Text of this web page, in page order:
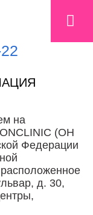
на
ONCLINIC (ОН
Федерации
д. 30,